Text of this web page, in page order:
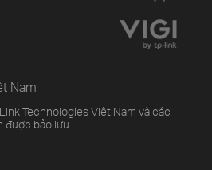
Technologies Việt Nam và các
bảo lưu.
Nam